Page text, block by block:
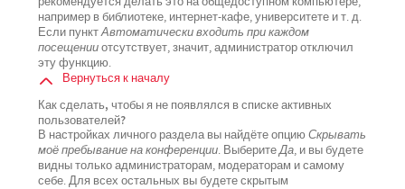
например в библиотеке, интернет-кафе, университете и т. д.
Если пунктАвтоматически входить при каждом
посещенииотсутствует, значит, администратор отключил
эту функцию.
Вернуться к началу
Как сделать, чтобы я не появлялся в списке активных
пользователей?
В настройках личного раздела вы найдёте опциюСкрывать
моё пребывание на конференции. ВыберитеДа, и вы будете
видны только администраторам, модераторам и самому
себе. Для всех остальных вы будете скрытым